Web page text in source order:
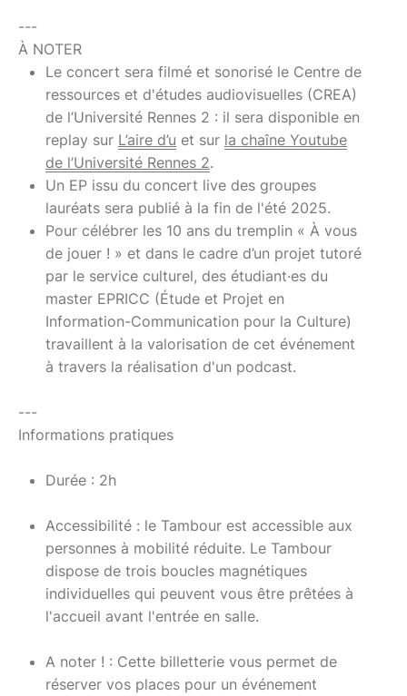
---
À NOTER
Le concert sera filmé et sonorisé le Centre de
ressources et d'études audiovisuelles (CREA)
de l’Université Rennes 2 : il sera disponible en
replay sur L’aire d’u et sur la chaîne Youtube
de l’Université Rennes 2.
Un EP issu du concert live des groupes
lauréats sera publié à la fin de l'été 2025.
Pour célébrer les 10 ans du tremplin « À vous
de jouer ! » et dans le cadre d’un projet tutoré
par le service culturel, des étudiant·es du
master EPRICC (Étude et Projet en
Information-Communication pour la Culture)
travaillent à la valorisation de cet événement
à travers la réalisation d'un podcast.
---
Informations pratiques
Durée : 2h
Accessibilité : le Tambour est accessible aux
personnes à mobilité réduite. Le Tambour
dispose de trois boucles magnétiques
individuelles qui peuvent vous être prêtées à
l'accueil avant l'entrée en salle.
A noter ! : Cette billetterie vous permet de
réserver vos places pour un événement